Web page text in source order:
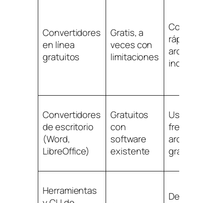
Convertidores
en línea
gratuitos
Gratis, a
veces con
limitaciones
Conversión
rápida de
archivos
individuales
Convertidores
de escritorio
(Word,
LibreOffice)
Gratuitos
con
software
existente
Usuarios
frecuentes,
archivos
grandes
Herramientas